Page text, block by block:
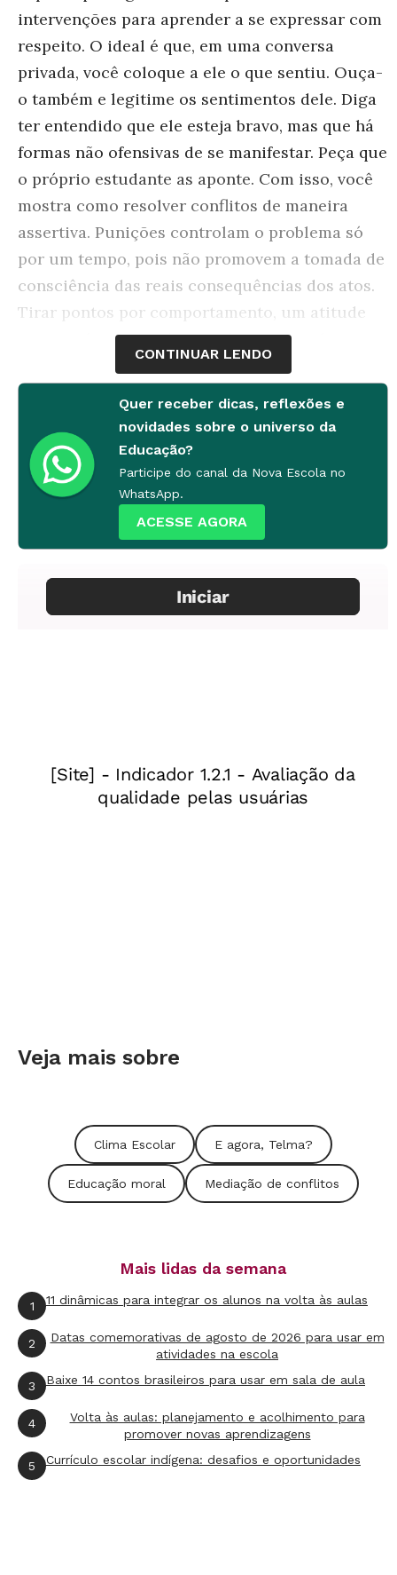
intervenções para aprender a se expressar com
respeito. O ideal é que, em uma conversa
privada, você coloque a ele o que sentiu. Ouça-
o também e legitime os sentimentos dele. Diga
ter entendido que ele esteja bravo, mas que há
formas não ofensivas de se manifestar. Peça que
o próprio estudante as aponte. Com isso, você
mostra como resolver conflitos de maneira
assertiva. Punições controlam o problema só
por um tempo, pois não promovem a tomada de
consciência das reais consequências dos atos.
Tirar pontos por comportamento, um atitude
comum, é um uso abusivo do nosso poder e
desvirtua o processo de avaliação, que deve
centrar-se na aprendizagem. Sugiro a leitura de
Um Panorama Geral da Violência na Escola e o
Que Se Faz para Combatê-la
Tognetta e colegas. Há uma resenha disponível
aqui.
CONTINUAR LENDO
Quer receber dicas, reflexões e
novidades sobre o universo da
Educação?
Participe do canal da Nova Escola no
WhatsApp.
ACESSE AGORA
Veja mais sobre
Clima Escolar E agora, Telma?
Educação moral Mediação de conflitos
Mais lidas da semana
1 11 dinâmicas para integrar os alunos na volta às aulas
2
Datas comemorativas de agosto de 2026 para usar em
atividades na escola
3 Baixe 14 contos brasileiros para usar em sala de aula
4
Volta às aulas: planejamento e acolhimento para
promover novas aprendizagens
5 Currículo escolar indígena: desafios e oportunidades